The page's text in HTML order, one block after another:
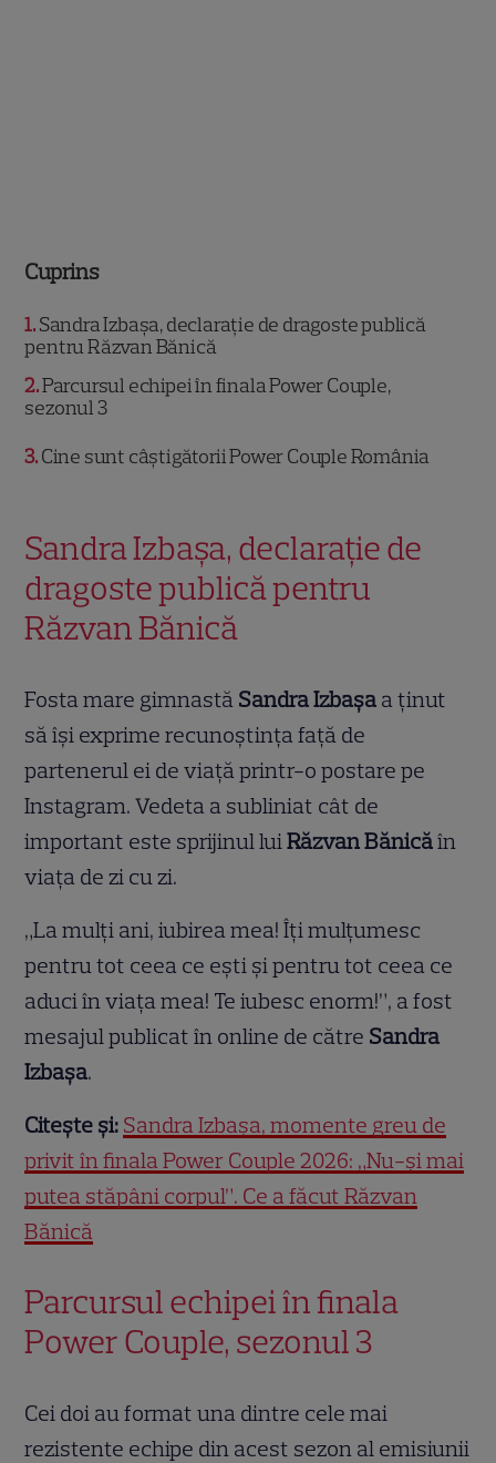
Cuprins
1 Sandra Izbașa, declarație de dragoste publică
pentru Răzvan Bănică
2 Parcursul echipei în finala Power Couple,
sezonul 3
3 Cine sunt câștigătorii Power Couple România
Sandra Izbașa, declarație de
dragoste publică pentru
Răzvan Bănică
Fosta mare gimnastă Sandra Izbașa a ținut
să își exprime recunoștința față de
partenerul ei de viață printr-o postare pe
Instagram. Vedeta a subliniat cât de
important este sprijinul luiRăzvan Bănicăîn
viața de zi cu zi.
„La mulți ani, iubirea mea! Îți mulțumesc
pentru tot ceea ce ești și pentru tot ceea ce
aduci în viața mea! Te iubesc enorm!”, a fost
mesajul publicat în online de către Sandra
Izbașa.
Citește și: Sandra Izbașa, momente greu de
privit în finala Power Couple 2026: „Nu-și mai
putea stăpâni corpul”. Ce a făcut Răzvan
Bănică
Parcursul echipei în finala
Power Couple, sezonul 3
Cei doi au format una dintre cele mai
rezistente echipe din acest sezon al emisiunii